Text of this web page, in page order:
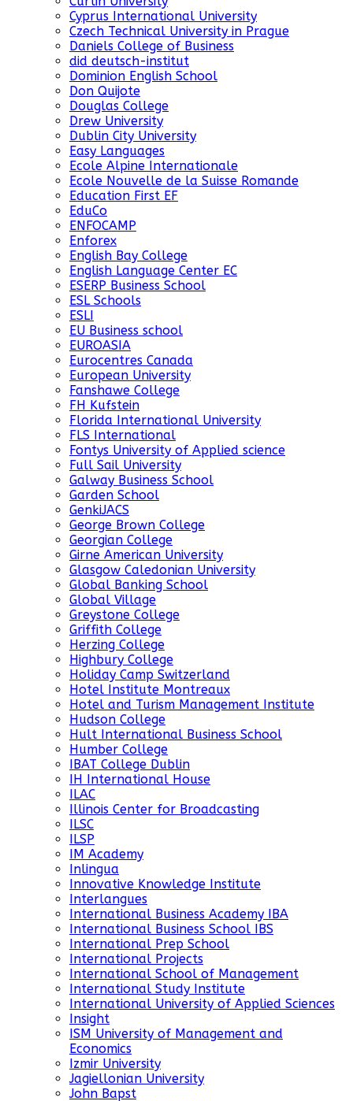
Cyprus International University
Czech Technical University in Prague
Daniels College of Business
did deutsch-institut
Dominion English School
Don Quijote
Douglas College
Drew University
Dublin City University
Easy Languages
Ecole Alpine Internationale
Ecole Nouvelle de la Suisse Romande
Education First EF
EduCo
ENFOCAMP
Enforex
English Bay College
English Language Center EC
ESERP Business School
ESL Schools
ESLI
EU Business school
EUROASIA
Eurocentres Canada
European University
Fanshawe College
FH Kufstein
Florida International University
FLS International
Fontys University of Applied science
Full Sail University
Galway Business School
Garden School
GenkiJACS
George Brown College
Georgian College
Girne American University
Glasgow Caledonian University
Global Banking School
Global Village
Greystone College
Griffith College
Herzing College
Highbury College
Holiday Camp Switzerland
Hotel Institute Montreaux
Hotel and Turism Management Institute
Hudson College
Hult International Business School
Humber College
IBAT College Dublin
IH International House
ILAC
Illinois Center for Broadcasting
ILSC
ILSP
IM Academy
Inlingua
Innovative Knowledge Institute
Interlangues
International Business Academy IBA
International Business School IBS
International Prep School
International Projects
International School of Management
International Study Institute
International University of Applied Sciences
Insight
ISM University of Management and
Economics
Izmir University
Jagiellonian University
John Bapst